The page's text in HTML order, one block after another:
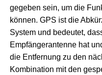
gegeben sein, um die
können. GPS ist die
System und bedeutet,
Empfängerantenne hat
die Entfernung zu den
Kombination mit den